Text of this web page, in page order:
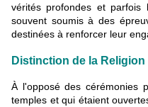
vérités profondes et parfois
souvent soumis à des
destinées à renforcer leur
Distinction de la
À l'opposé des cérémonies
temples et qui étaient